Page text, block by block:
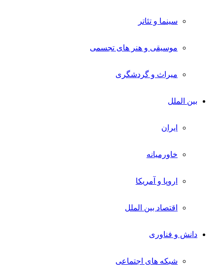
سینما و تئاتر
موسیقی و هنر های تجسمی
میراث و گردشگری
بین الملل
ایران
خاورمیانه
اروپا و آمریکا
اقتصاد بین الملل
دانش و فناوری
شبکه های اجتماعی